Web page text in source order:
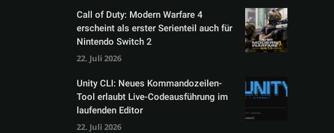
Call of Duty: Modern Warfare 4
erscheint als erster Serienteil auch für
Nintendo Switch 2
22. Juli 2026
Unity CLI: Neues Kommandozeilen-
Tool erlaubt Live-Codeausführung im
laufenden Editor
22. Juli 2026